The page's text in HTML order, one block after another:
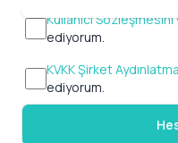
Kullanıcı Sözleşmesini
ediyorum.
KVKK Şirket
ediyorum.